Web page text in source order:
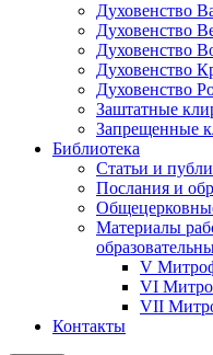
Духовенство
Духовенство
Духовенство
Духовенство
Духовенство
Заштатные
Запрещенные
Библиотека
Статьи и
Послания и
Материалы
V
VI
VII
Контакты